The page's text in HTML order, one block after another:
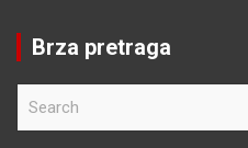
Brza pretraga